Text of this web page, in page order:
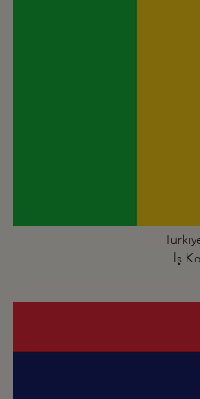
İş